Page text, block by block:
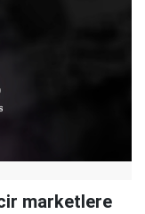
marketlere